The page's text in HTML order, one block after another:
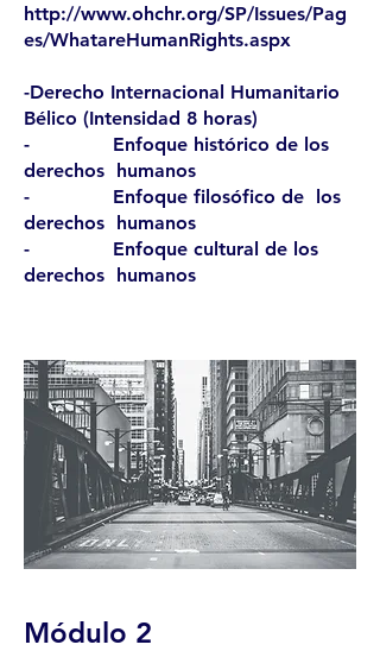
http://www.ohchr.org/SP/Issues/Pag
es/WhatareHumanRights.aspx
-Derecho Internacional Humanitario
Bélico (Intensidad 8 horas)
- Enfoque histórico de los
derechos humanos
- Enfoque filosófico de los
derechos humanos
- Enfoque cultural de los
derechos humanos
Módulo 2